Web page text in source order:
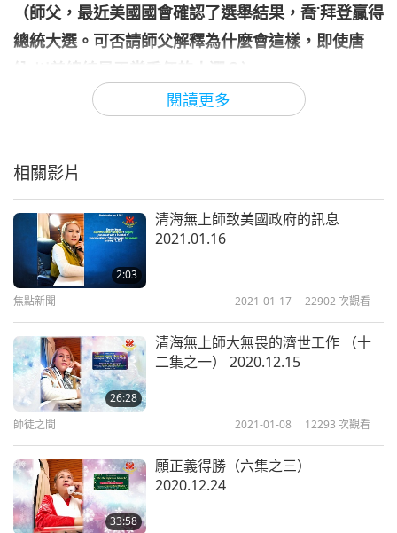
26:39
師徒之間
重拾愛與慈悲的力量（八集之
八） 2021.01.08
師徒之間
閱讀更多
（師父，最近美國國會確認了選舉結果，喬˙拜登贏得
總統大選。可否請師父解釋為什麼會這樣，即使唐
納
川普總統是天堂委任的人選？）
你們問了我一個關於選舉結果的問題。（是。）那是
多業障…美國人，美利堅合眾國，雖然是個偉大的國
父。）美國人吃太多肉，吃太多牛肉，諸如此類。而
且業力很難迅速消除。（是的，師父。）美國人也被
派往國外，到世界各地，參與許多國家的戰爭，這對
貴國也是很大業力。（是，師父。）我很遺憾，我已
盡我最大的努力了。（謝謝您，師父。）你們知道我
盡力了。（是的，師父。）因此這給我帶來了麻煩。
我不是抱怨，只是告訴你們，我確實盡我最大努力
了。（是，師父。）（謝謝師父。）內在、外在的麻
煩，還有許多其他事情。但是別介意，這是無法避免
的。如果你幫助某個人或某個國家，或一些人，那必
定會從他們那裡獲得一些業障。所以，這是無法避免
相關影片
2:03
清海無上師致美國政府的訊息
2021.01.16
焦點新聞 2021-01-17 22902 次觀看
26:28
清海無上師大無畏的濟世工作 （十
二集之一） 2020.12.15
師徒之間 2021-01-08 12293 次觀看
33:58
願正義得勝（六集之三）
2020.12.24